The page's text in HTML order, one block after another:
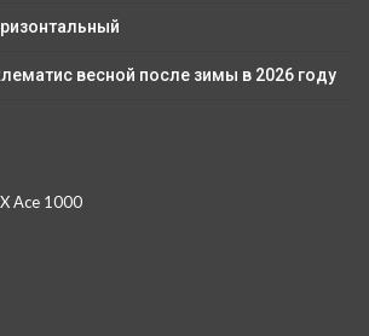
весной после зимы в 2026 году